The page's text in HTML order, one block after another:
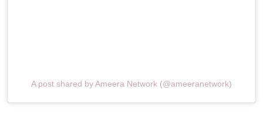
A post shared by Ameera Network (@ameeranetwork)